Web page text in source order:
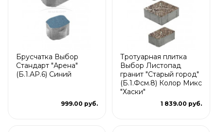
Брусчатка Выбор
Стандарт "Арена"
(Б.1.АР.6) Синий
999.00 руб.
Тротуарная плитка
Выбор Листопад
гранит "Старый город"
(Б.1.Фсм.8) Колор Микс
"Хаски"
1 839.00 руб.